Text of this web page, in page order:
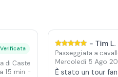
Verificata
di Castellammare del Golfo
15 min - Al tramonto
- Tim L.
Passeggiata a
Mercoledì 5 Ago
È stato un tour